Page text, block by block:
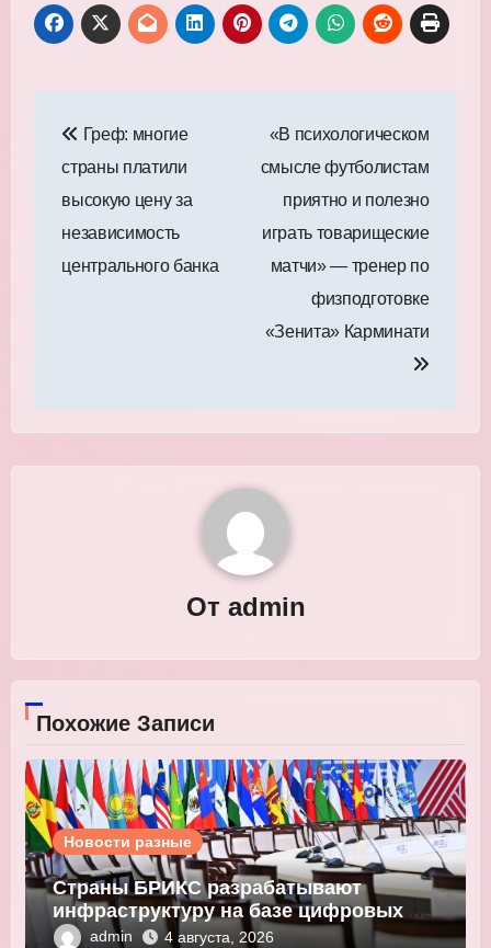
по
записям
Греф: многие
страны платили
высокую цену за
независимость
центрального банка
«В психологическом
смысле футболистам
приятно и полезно
играть товарищеские
матчи» — тренер по
физподготовке
«Зенита» Карминати
От admin
Похожие Записи
Новости разные
Страны БРИКС разрабатывают
инфраструктуру на базе цифровых
валют центробанков
admin 4 августа, 2026